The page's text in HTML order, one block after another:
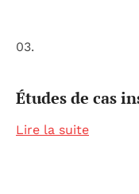
03.
Études de cas
Lire la suite